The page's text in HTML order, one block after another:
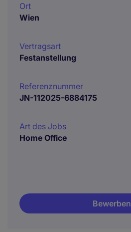
Ort
Wien
Vertragsart
Festanstellung
Referenznummer
JN-112025-6884175
Art des Jobs
Home Office
Bewerben